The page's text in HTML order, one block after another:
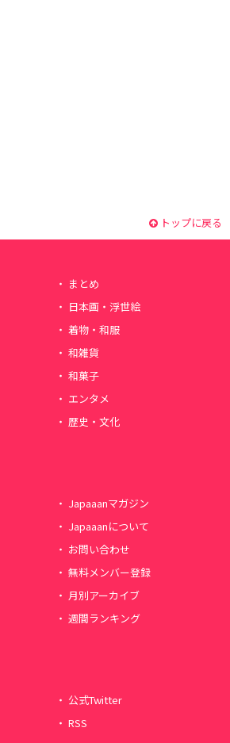
トップに戻る
まとめ
日本画・浮世絵
着物・和服
和雑貨
和菓子
エンタメ
歴史・文化
Japaaanマガジン
Japaaanについて
お問い合わせ
無料メンバー登録
月別アーカイブ
週間ランキング
公式Twitter
RSS